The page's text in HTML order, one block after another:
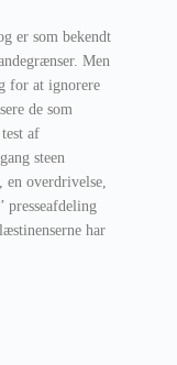
er som bekendt
Men
for at ignorere
de som
af
steen
en overdrivelse,
presseafdeling
har